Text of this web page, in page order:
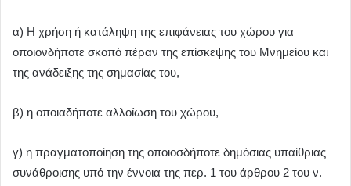
α) Η χρήση ή κατάληψη της επιφάνειας του χώρου για
οποιονδήποτε σκοπό πέραν της επίσκεψης του Μνημείου και
της ανάδειξης της σημασίας του,
β) η οποιαδήποτε αλλοίωση του χώρου,
γ) η πραγματοποίηση της οποιοσδήποτε δημόσιας υπαίθριας
συνάθροισης υπό την έννοια της περ. 1 του άρθρου 2 του ν.